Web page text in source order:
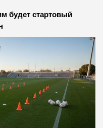
будет стартовый